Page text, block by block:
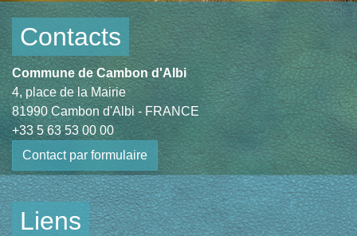
Contacts
Commune de Cambon d'Albi
4, place de la Mairie
81990 Cambon d'Albi - FRANCE
+33 5 63 53 00 00
Contact par formulaire
Liens